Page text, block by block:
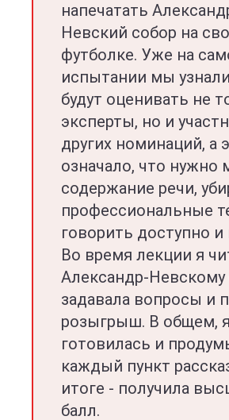
напечатать
Невский собор на
футболке. Уже на
испытании мы
будут оценивать не
эксперты, но и
других номинаций, а
означало, что нужно
содержание речи,
профессиональные
говорить доступно и
Во время лекции я
Александр-Невскому
задавала вопросы и
розыгрыш. В общем,
готовилась и
каждый пункт
итоге - получила
балл.